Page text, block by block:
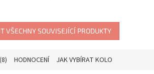
VŠECHNY SOUVISEJÍCÍ PRODUKTY
HODNOCENÍ JAK VYBÍRAT KOLO